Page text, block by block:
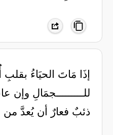
إذَا مَاتَ الحيَاءُ بقلبِ
للـــــــــجمَالِ
ذئبٌ فعارٌ أن يُعدَّ من